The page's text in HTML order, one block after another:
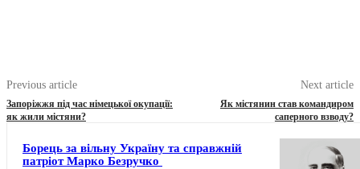
Previous article
Запоріжжя під час німецької окупації:
як жили містяни?
Next article
Як містянин став командиром
саперного взводу?
Борець за вільну Україну та справжній
патріот Марко Безручко